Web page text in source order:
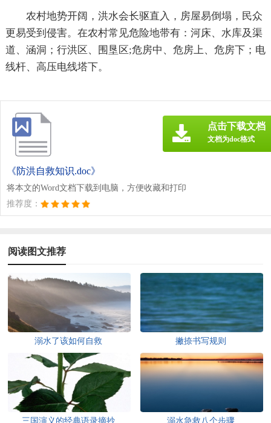
农村地势开阔，洪水会长驱直入，房屋易倒塌，民众
更易受到侵害。在农村常见危险地带有：河床、水库及渠
道、涵洞；行洪区、围垦区;危房中、危房上、危房下；电
线杆、高压电线塔下。
《防洪自救知识.doc》
将本文的Word文档下载到电脑，方便收藏和打印
推荐度：
点击下载文档
文档为doc格式
阅读图文推荐
溺水了该如何自救 撇捺书写规则
三国演义的经典语录摘抄 溺水急救八个步骤